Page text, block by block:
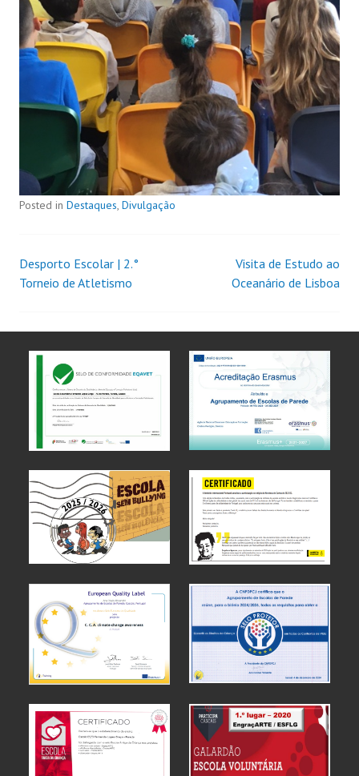
Posted in Destaques, Divulgação
Desporto Escolar | 2.°
Torneio de Atletismo
Visita de Estudo ao
Oceanário de Lisboa